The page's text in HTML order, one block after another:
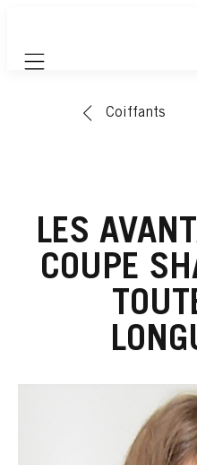
Mobile navigation
Coiffants
LES
COUPE